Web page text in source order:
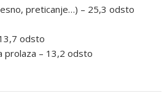
preticanje…) – 25,3 odsto
odsto
prolaza – 13,2 odsto